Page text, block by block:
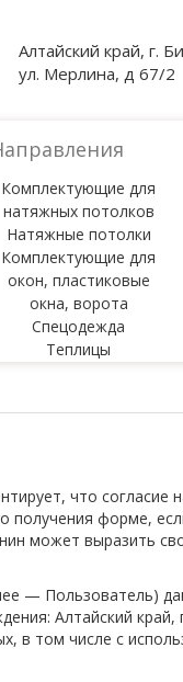
Алтайский край, г.
ул. Мерлина, д 67/2
Комплектующие для
натяжных потолков
Натяжные потолки
Комплектующие для
окон, пластиковые
окна, ворота
Спецодежда
Теплицы
что
форме,
может выразить
— Пользователь)
Алтайский
в том числе с